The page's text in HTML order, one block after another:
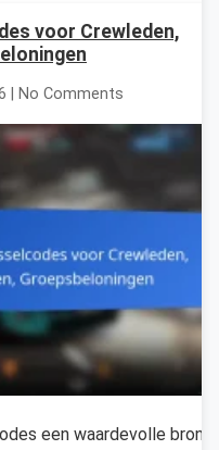
voor Crewleden,
| No Comments
een waardevolle bron